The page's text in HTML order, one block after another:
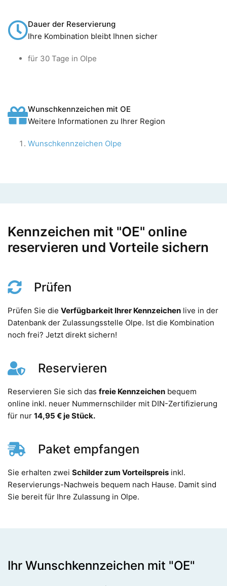
Dauer der Reservierung
Ihre Kombination bleibt Ihnen sicher
für 30 Tage in Olpe
Wunschkennzeichen mit OE
Weitere Informationen zu Ihrer Region
Wunschkennzeichen Olpe
Kennzeichen mit "OE" online
reservieren und Vorteile sichern
Prüfen
Prüfen Sie die Verfügbarkeit Ihrer Kennzeichen live in der
Datenbank der Zulassungsstelle Olpe. Ist die Kombination
noch frei? Jetzt direkt sichern!
Reservieren
Reservieren Sie sich das freie Kennzeichen bequem
online inkl. neuer Nummernschilder mit DIN-Zertifizierung
für nur 14,95 € je Stück.
Paket empfangen
Sie erhalten zwei Schilder zum Vorteilspreis inkl.
Reservierungs-Nachweis bequem nach Hause. Damit sind
Sie bereit für Ihre Zulassung in Olpe.
Ihr Wunschkennzeichen mit "OE"